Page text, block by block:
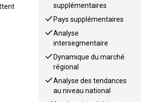
supplémentaires
Pays supplémentaires
Analyse
intersegmentaire
Dynamique du marché
régional
Analyse des tendances
au niveau national